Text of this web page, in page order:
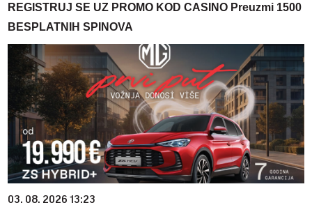
REGISTRUJ SE UZ PROMO KOD CASINO Preuzmi 1500
BESPLATNIH SPINOVA
03. 08. 2026 13:23